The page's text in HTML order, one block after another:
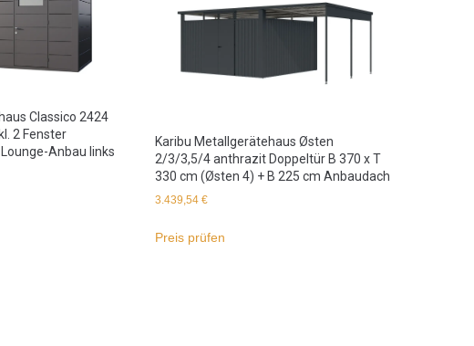
Classico 2424
2 Fenster
Anbau links
Karibu Metallgerätehaus Østen
2/3/3,5/4 anthrazit Doppeltür B 370 x T
330 cm (Østen 4) + B 225 cm Anbaudach
3.439,54€
Preis prüfen